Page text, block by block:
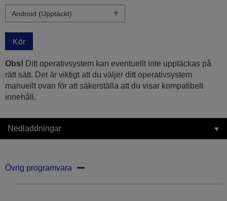
Kör
Obs! Ditt operativsystem kan eventuellt inte upptäckas på
rätt sätt. Det är viktigt att du väljer ditt operativsystem
manuellt ovan för att säkerställa att du visar kompatibelt
innehåll.
Nedladdningar
Övrig programvara